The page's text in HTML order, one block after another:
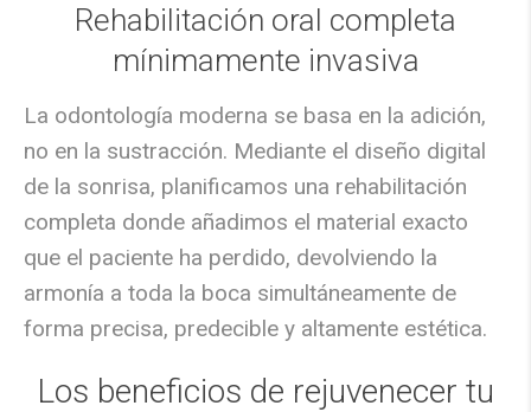
Rehabilitación oral completa
mínimamente invasiva
La odontología moderna se basa en la adición,
no en la sustracción. Mediante el diseño digital
de la sonrisa, planificamos una rehabilitación
completa donde añadimos el material exacto
que el paciente ha perdido, devolviendo la
armonía a toda la boca simultáneamente de
forma precisa, predecible y altamente estética.
Los beneficios de rejuvenecer tu